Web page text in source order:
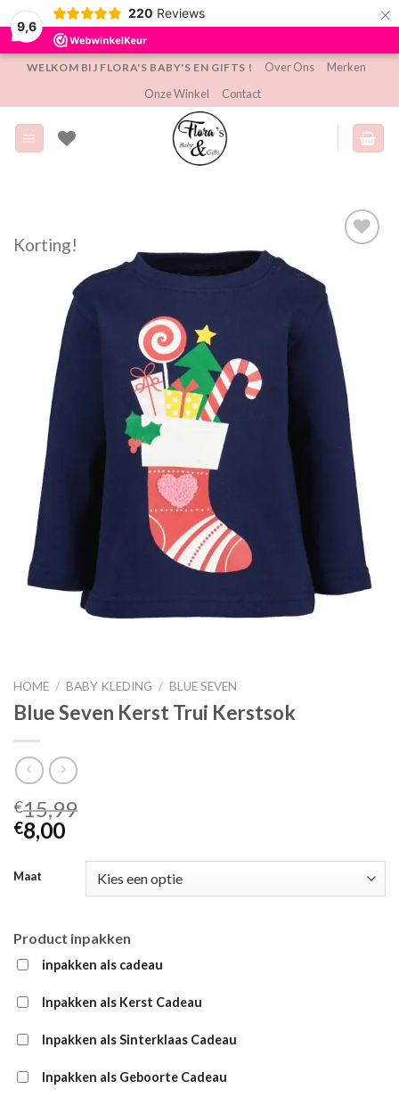
9,6
220 Reviews ×
inhoud
WELKOM BIJ FLORA'S BABY'S EN GIFTS ! Over Ons
Merken
Onze Winkel
Contact
Korting!
Toevoegen
verlanglijst
HOME / BABY KLEDING / BLUE SEVEN
Blue Seven Kerst Trui Kerstsok
€15,99
€8,00
Maat
Product inpakken
inpakken als cadeau
Inpakken als Kerst Cadeau
Inpakken als Sinterklaas Cadeau
Inpakken als Geboorte Cadeau